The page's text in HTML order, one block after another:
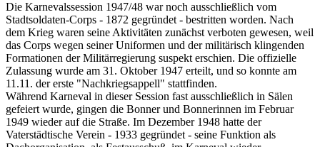
Die Karnevalssession 1947/48 war noch ausschließlich vom
Stadtsoldaten-Corps - 1872 gegründet - bestritten worden. Nach
dem Krieg waren seine Aktivitäten zunächst verboten gewesen, weil
das Corps wegen seiner Uniformen und der militärisch klingenden
Formationen der Militärregierung suspekt erschien. Die offizielle
Zulassung wurde am 31. Oktober 1947 erteilt, und so konnte am
11.11. der erste "Nachkriegsappell" stattfinden.
Während Karneval in dieser Session fast ausschließlich in Sälen
gefeiert wurde, gingen die Bonner und Bonnerinnen im Februar
1949 wieder auf die Straße. Im Dezember 1948 hatte der
Vaterstädtische Verein - 1933 gegründet - seine Funktion als